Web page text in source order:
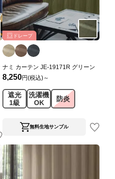
ドレープ
ナミ カーテン JE-19171R グリーン
8,250円(税込)～
遮光
1級
洗濯機
OK
防炎
無料生地サンプル